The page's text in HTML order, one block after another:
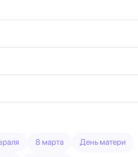
8 марта День матери